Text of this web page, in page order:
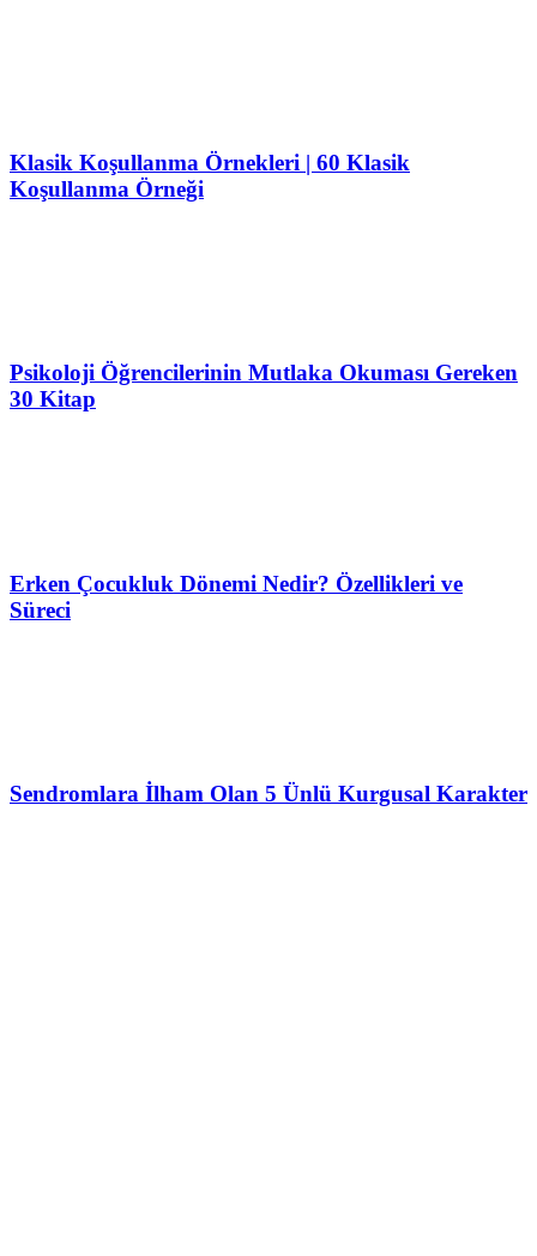
Klasik Koşullanma Örnekleri | 60 Klasik
Koşullanma Örneği
Psikoloji Öğrencilerinin Mutlaka Okuması Gereken
30 Kitap
Erken Çocukluk Dönemi Nedir? Özellikleri ve
Süreci
Sendromlara İlham Olan 5 Ünlü Kurgusal Karakter